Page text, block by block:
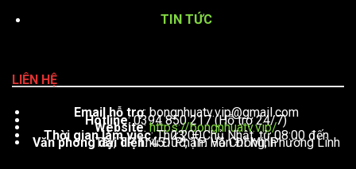
TIN TỨC
LIÊN HỆ
Email hỗ trợ:bongnhuatv.vip@gmail.com
Hotline: 0394 850 217 (Hỗ trợ 24/7)
Website:https://bongnhuatv.vip/
Thời gian làm việc : Thứ 2 – Chủ Nhật, từ 08:00 đến 23:00
Văn phòng đại diện: 451 Phạm Văn Đồng, Phường Linh Tây, TP. Thủ Đức, TP. Hồ Chí Minh